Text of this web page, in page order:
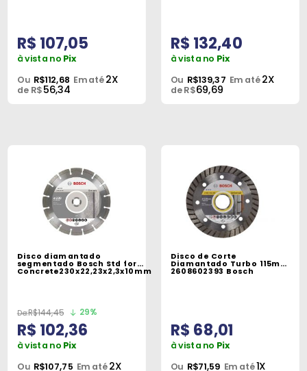
R$ 107,05
à vista no Pix
Ou R$112,68 Em até2X
de R$56,34
R$ 132,40
à vista no Pix
Ou R$139,37 Em até2X
de R$69,69
Disco diamantado
segmentado Bosch Std for
Concrete230x22,23x2,3x10mm
R$144,45 29%
R$ 102,36
à vista no Pix
Ou R$107,75 Em até2X
Disco de Corte
Diamantado Turbo 115mm
2608602393 Bosch
R$ 68,01
à vista no Pix
Ou R$71,59 Em até1X